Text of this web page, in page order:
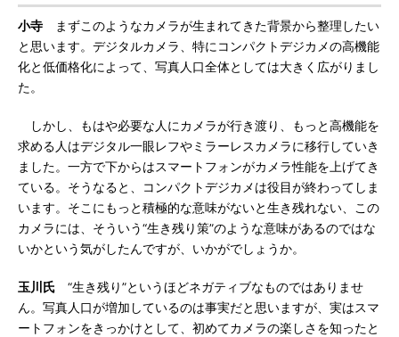
小寺 まずこのようなカメラが生まれてきた背景から整理したい
と思います。デジタルカメラ、特にコンパクトデジカメの高機能
化と低価格化によって、写真人口全体としては大きく広がりまし
た。
しかし、もはや必要な人にカメラが行き渡り、もっと高機能を
求める人はデジタル一眼レフやミラーレスカメラに移行していき
ました。一方で下からはスマートフォンがカメラ性能を上げてき
ている。そうなると、コンパクトデジカメは役目が終わってしま
います。そこにもっと積極的な意味がないと生き残れない、この
カメラには、そういう“生き残り策”のような意味があるのではな
いかという気がしたんですが、いかがでしょうか。
玉川氏 “生き残り”というほどネガティブなものではありませ
ん。写真人口が増加しているのは事実だと思いますが、実はスマ
ートフォンをきっかけとして、初めてカメラの楽しさを知ったと